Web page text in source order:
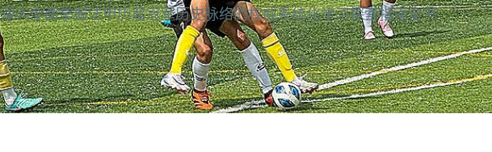
深入全面掌握法甲历届冠军历史脉络的权威系统化学习探索指南全书